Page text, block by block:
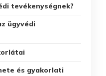
tevékenységnek?
ügyvédi
és gyakorlati